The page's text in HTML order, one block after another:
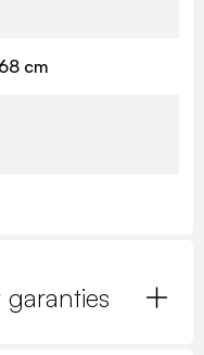
cm
garanties